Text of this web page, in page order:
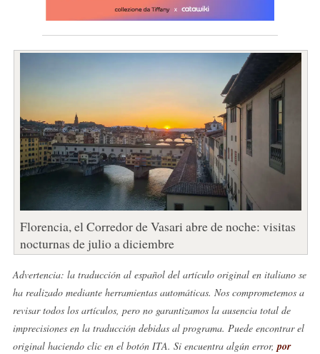
Florencia, el Corredor de Vasari abre de noche: visitas
nocturnas de julio a diciembre
Advertencia: la traducción al español del artículo original en italiano se
ha realizado mediante herramientas automáticas. Nos comprometemos a
revisar todos los artículos, pero no garantizamos la ausencia total de
imprecisiones en la traducción debidas al programa. Puede encontrar el
original haciendo clic en el botón ITA. Si encuentra algún error, por